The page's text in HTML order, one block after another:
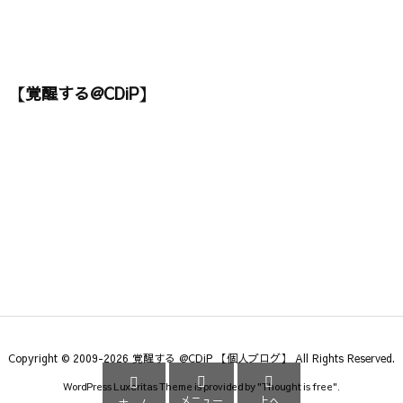
【覚醒する@CDiP】
Copyright © 2009-2026 覚醒する @CDiP 【個人ブログ】 All Rights Reserved.
WordPress Luxeritas Theme is provided by "Thought is free".
 
メニュー

上へ